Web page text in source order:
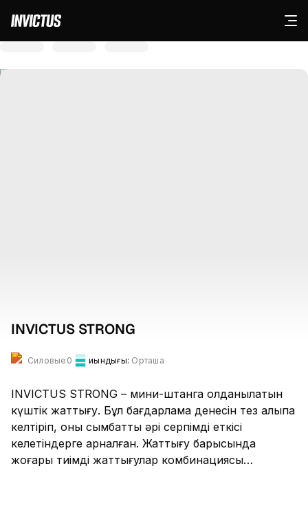
INVICTUS STRONG
Силовые0 Қиындығы: Орташа
INVICTUS STRONG – мини-штанга қолданылатын
күштік жаттығу. Бұл бағдарлама денесін тез қалыпқа
келтіріп, оны сымбатты әрі серпімді еткісі
келетіндерге арналған. Жаттығу барысында
жоғары тиімді жаттығулар комбинациясы